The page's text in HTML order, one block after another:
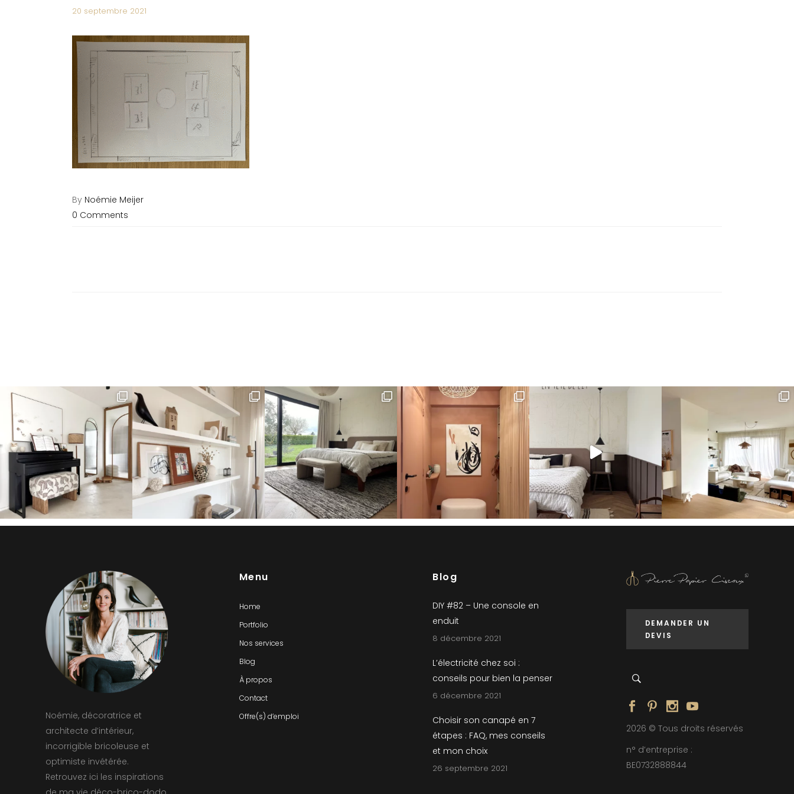
20 septembre 2021
By Noémie Meijer
0 Comments
Noémie, décoratrice et
architecte d’intérieur,
incorrigible bricoleuse et
optimiste invétérée.
Retrouvez ici les inspirations
Menu
Home
Portfolio
Nos services
Blog
À propos
Contact
Offre(s) d’emploi
Blog
DIY #82 – Une console en
enduit
8 décembre 2021
L’électricité chez soi :
conseils pour bien la penser
6 décembre 2021
Choisir son canapé en 7
étapes : FAQ, mes conseils
et mon choix
26 septembre 2021
DEMANDER UN
DEVIS
2026 © Tous droits réservés
n° d’entreprise :
BE0732888844